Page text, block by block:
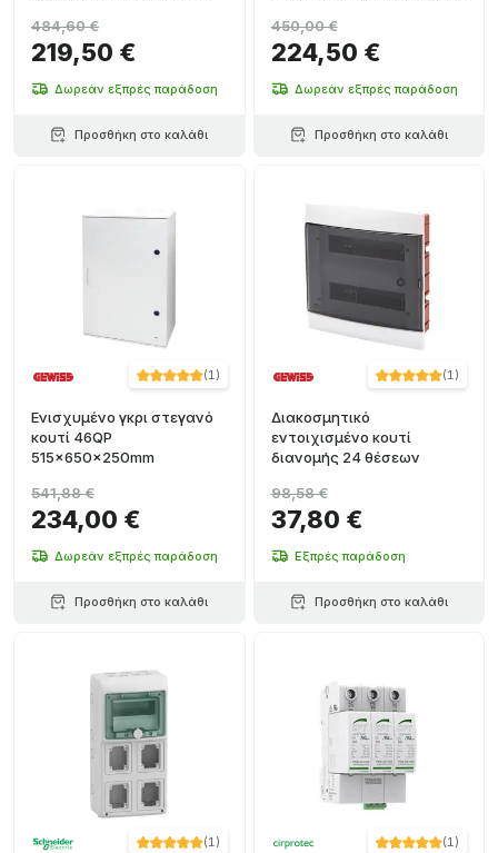
Τύπου A
219,50 €
484,60 €
Δωρεάν εξπρές παράδοση
Προσθήκη στο καλάθι
REC 2P32A
224,50 €
450,00 €
Δωρεάν εξπρές παράδοση
Προσθήκη στο καλάθι
(1)
Ενισχυμένο γκρι στεγανό
κουτί 46QP
515x650x250mm
234,00 €
541,88 €
Δωρεάν εξπρές παράδοση
Προσθήκη στο καλάθι
(1)
Διακοσμητικό
εντοιχισμένο κουτί
διανομής 24 θέσεων
37,80 €
98,58 €
Εξπρές παράδοση
Προσθήκη στο καλάθι
(1) (1)